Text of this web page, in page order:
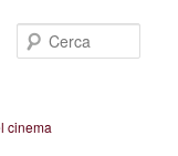
cinema